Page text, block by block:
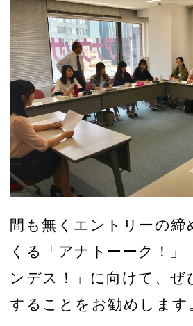
間も無くエントリーの締
くる「アナトーーク！」
ンデス！」に向けて、ぜ
することをお勧めします